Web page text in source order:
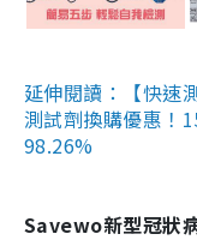
延伸閱讀：【快速
測試劑換購優惠！
98.26%
Savewo新型冠狀